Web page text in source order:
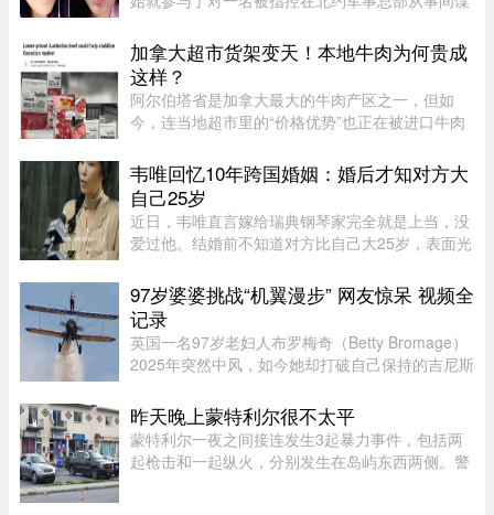
道，卡尼表示加拿大应该从这类事件中汲取教训，
但并未明确表示加拿大正在 ...
加拿大超市货架变天！本地牛肉为何贵成
这样？
阿尔伯塔省是加拿大最大的牛肉产区之一，但如
今，连当地超市里的“价格优势”也正在被进口牛肉
亚等国家的牛肉开始大量进入市场，部分产品甚至
比本地同类牛肉每公斤便宜 ...
韦唯回忆10年跨国婚姻：婚后才知对方大
自己25岁
近日，韦唯直言嫁给瑞典钢琴家完全就是上当，没
爱过他。结婚前不知道对方比自己大25岁，表面光
世，自己独自抚养三个儿子。韦唯，原名张菊霞，
壮族，1963年9月28日出生于 ...
97岁婆婆挑战“机翼漫步” 网友惊呆 视频全
记录
英国一名97岁老妇人布罗梅奇（Betty Bromage）
2025年突然中风，如今她却打破自己保持的吉尼斯
纪最大的女性机翼漫步者”（eldest wing
walker（female））。这已是布罗 ...
昨天晚上蒙特利尔很不太平
蒙特利尔一夜之间接连发生3起暴力事件，包括两
起枪击和一起纵火，分别发生在岛屿东西两侧。警